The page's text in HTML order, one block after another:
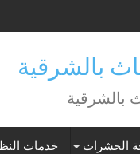
بالشرقية
الحشرات خدمات